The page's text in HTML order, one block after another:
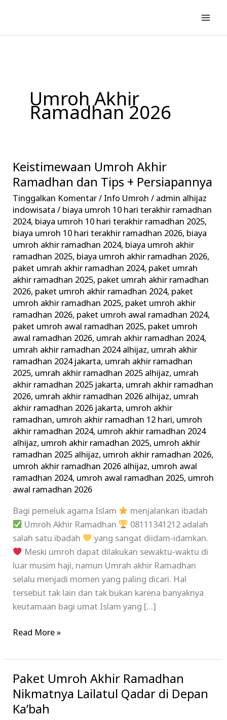
konten
Umroh Akhir
Ramadhan 2026
Keistimewaan Umroh Akhir
Ramadhan dan Tips + Persiapannya
Tinggalkan Komentar/ Info Umroh / admin alhijaz
indowisata/ biaya umroh 10 hari terakhir ramadhan
2024, biaya umroh 10 hari terakhir ramadhan 2025,
biaya umroh 10 hari terakhir ramadhan 2026, biaya
umroh akhir ramadhan 2024, biaya umroh akhir
ramadhan 2025, biaya umroh akhir ramadhan 2026,
paket umrah akhir ramadhan 2024, paket umrah
akhir ramadhan 2025, paket umrah akhir ramadhan
2026, paket umroh akhir ramadhan 2024, paket
umroh akhir ramadhan 2025, paket umroh akhir
ramadhan 2026, paket umroh awal ramadhan 2024,
paket umroh awal ramadhan 2025, paket umroh
awal ramadhan 2026, umrah akhir ramadhan 2024,
umrah akhir ramadhan 2024 alhijaz, umrah akhir
ramadhan 2024 jakarta, umrah akhir ramadhan
2025, umrah akhir ramadhan 2025 alhijaz, umrah
akhir ramadhan 2025 jakarta, umrah akhir ramadhan
2026, umrah akhir ramadhan 2026 alhijaz, umrah
akhir ramadhan 2026 jakarta, umroh akhir
ramadhan, umroh akhir ramadhan 12 hari, umroh
akhir ramadhan 2024, umroh akhir ramadhan 2024
alhijaz, umroh akhir ramadhan 2025, umroh akhir
ramadhan 2025 alhijaz, umroh akhir ramadhan 2026,
umroh akhir ramadhan 2026 alhijaz, umroh awal
ramadhan 2024, umroh awal ramadhan 2025, umroh
awal ramadhan 2026
Bagi pemeluk agama Islam
menjalankan ibadah
Umroh Akhir Ramadhan
08111341212 adalah
salah satu ibadah
yang sangat diidam-idamkan.
Meski umroh dapat dilakukan sewaktu-waktu di
luar musim haji, namun Umrah akhir Ramadhan
selalu menjadi momen yang paling dicari. Hal
tersebut tak lain dan tak bukan karena banyaknya
keutamaan bagi umat Islam yang […]
Keistimewaan
Umroh
Akhir
Ramadhan
dan
Tips
+
Persiapannya
Read More »
Paket Umroh Akhir Ramadhan
Nikmatnya Lailatul Qadar di Depan
Ka’bah
Paket
Umroh
Akhir